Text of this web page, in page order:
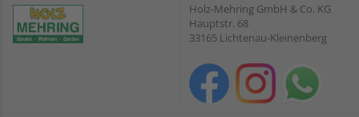
Holz-Mehring GmbH & Co. KG
Hauptstr. 68
33165 Lichtenau-Kleinenberg